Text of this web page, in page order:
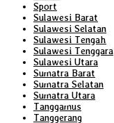
Sport
Sulawesi Barat
Sulawesi Selatan
Sulawesi Tengah
Sulawesi Tenggara
Sulawesi Utara
Sumatra Barat
Sumatra Selatan
Sumatra Utara
Tanggamus
Tanggerang